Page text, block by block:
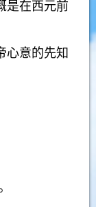
是在西元前
心意的先知